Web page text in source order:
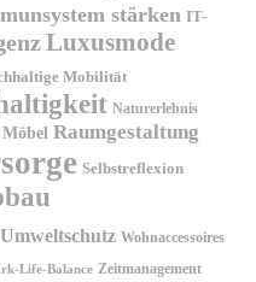
stärken IT-
Luxusmode
Mobilität
Naturerlebnis
Möbel Raumgestaltung
Selbstreflexion
Umweltschutz Wohnaccessoires
Life-Balance Zeitmanagement